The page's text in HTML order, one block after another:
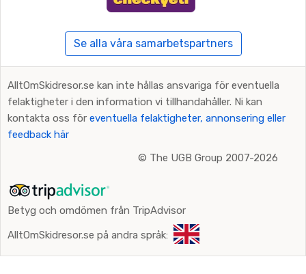
Se alla våra samarbetspartners
AlltOmSkidresor.se kan inte hållas ansvariga för eventuella
felaktigheter i den information vi tillhandahåller. Ni kan
kontakta oss för eventuella felaktigheter, annonsering eller
feedback här
© The UGB Group 2007-2026
Betyg och omdömen från TripAdvisor
AlltOmSkidresor.se på andra språk: